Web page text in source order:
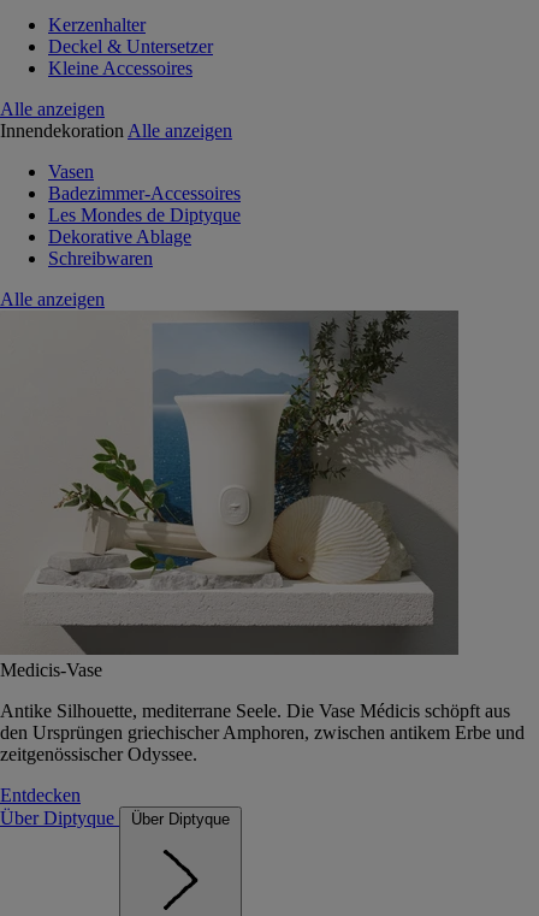
Kerzenhalter
Deckel & Untersetzer
Kleine Accessoires
Alle anzeigen
Innendekoration Alle anzeigen
Vasen
Badezimmer-Accessoires
Les Mondes de Diptyque
Dekorative Ablage
Schreibwaren
Alle anzeigen
Medicis-Vase
Antike Silhouette, mediterrane Seele. Die Vase Médicis schöpft aus
den Ursprüngen griechischer Amphoren, zwischen antikem Erbe und
zeitgenössischer Odyssee.
Entdecken
Über Diptyque
Über Diptyque